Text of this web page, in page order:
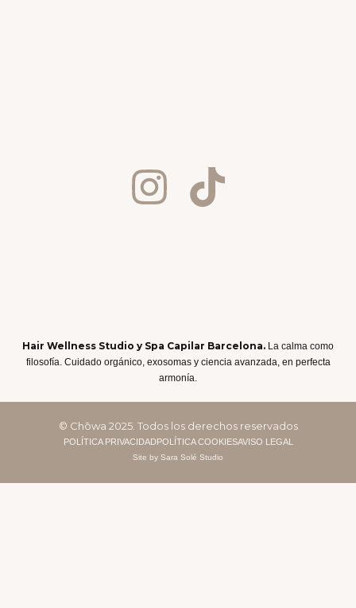
Hair Wellness Studio y Spa Capilar Barcelona. La calma como
filosofía. Cuidado orgánico, exosomas y ciencia avanzada, en perfecta
armonía.
© Chōwa 2025. Todos los derechos reservados
POLÍTICA PRIVACIDADPOLÍTICA COOKIESAVISO LEGAL
Site by Sara Solé Studio